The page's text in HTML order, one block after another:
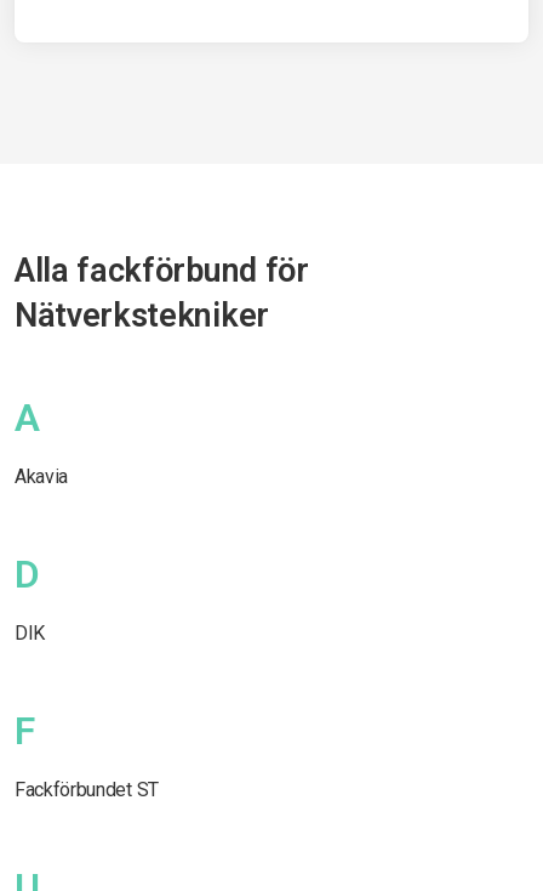
Alla fackförbund för
Nätverkstekniker
A
Akavia
D
DIK
F
Fackförbundet ST